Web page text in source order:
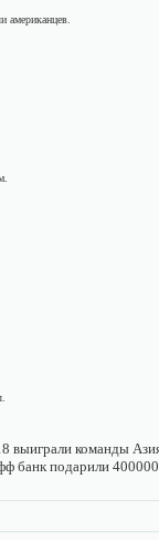
американцев.
выиграли команды
банк подарили